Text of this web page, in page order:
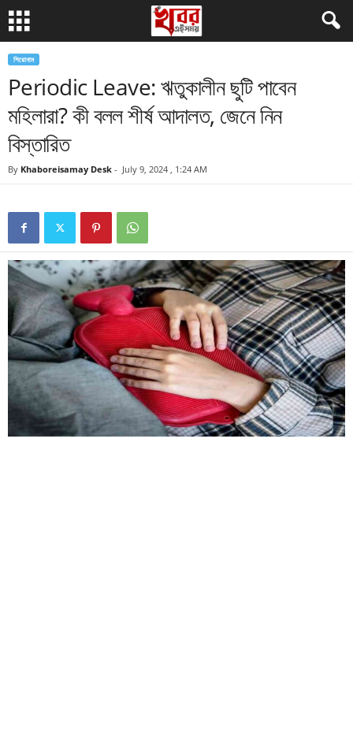
শিরোনাম
Periodic Leave: ঋতুকালীন ছুটি পাবেন
মহিলারা? কী বলল শীর্ষ আদালত, জেনে নিন
বিস্তারিত
By Khaboreisamay Desk - July 9, 2024 , 1:24 AM